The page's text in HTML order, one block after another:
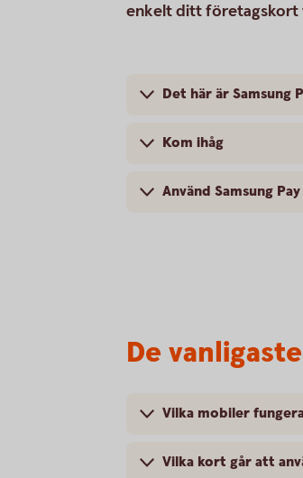
enkelt ditt företagskort
Det här är Samsung
Kom ihåg
Använd Samsung Pay
De
Vilka mobiler
Vilka kort går att